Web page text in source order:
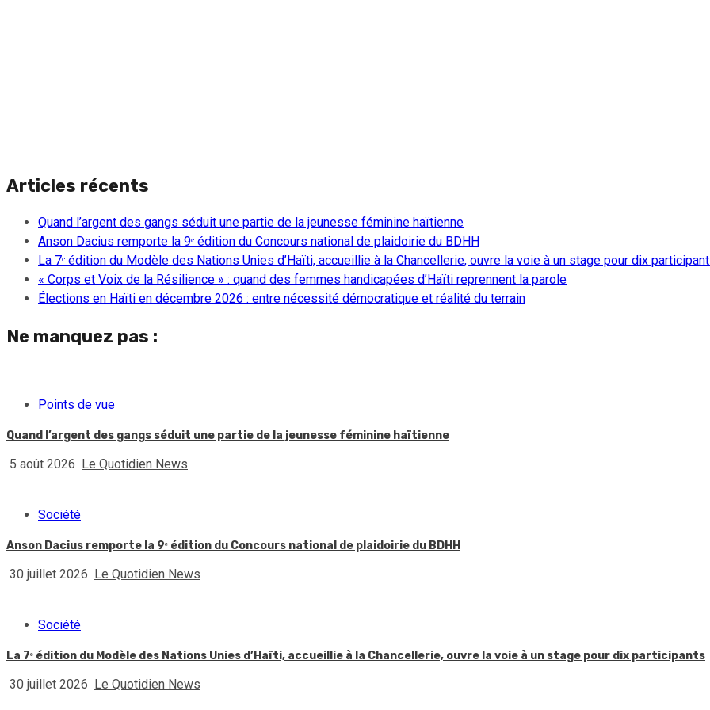
Articles récents
Quand l’argent des gangs séduit une partie de la jeunesse féminine haïtienne
Anson Dacius remporte la 9ᵉ édition du Concours national de plaidoirie du BDHH
La 7ᵉ édition du Modèle des Nations Unies d’Haïti, accueillie à la Chancellerie, ouvre la voie à un stage pour dix
« Corps et Voix de la Résilience » : quand des femmes handicapées d’Haïti reprennent la parole
Élections en Haïti en décembre 2026 : entre nécessité démocratique et réalité du terrain
Ne manquez pas :
Points de vue
Quand l’argent des gangs séduit une partie de la jeunesse féminine haïtienne
5 août 2026 Le Quotidien News
Société
Anson Dacius remporte la 9ᵉ édition du Concours national de plaidoirie du BDHH
30 juillet 2026 Le Quotidien News
Société
La 7ᵉ édition du Modèle des Nations Unies d’Haïti, accueillie à la Chancellerie, ouvre la voie à un stage pour dix participants
30 juillet 2026 Le Quotidien News